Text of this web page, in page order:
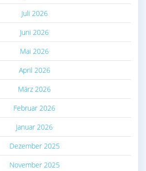
Juli 2026
Juni 2026
Mai 2026
April 2026
März 2026
Februar 2026
Januar 2026
Dezember 2025
November 2025